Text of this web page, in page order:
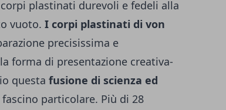
plastinati durevoli e fedeli alla
vuoto. I corpi plastinati di von
precisissima e
forma di presentazione creativa-
questa fusione di scienza ed
particolare. Più di 28